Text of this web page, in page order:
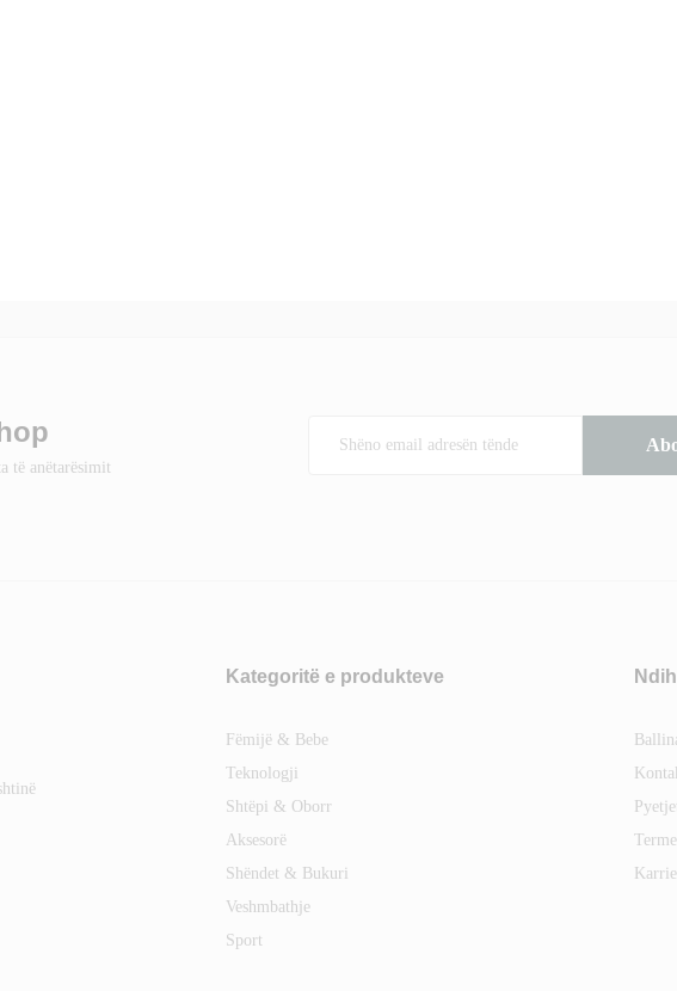
të anëtarësimit
Kategoritë e produkteve
Fëmijë & Bebe
Teknologji
Shtëpi & Oborr
Aksesorë
Shëndet & Bukuri
Veshmbathje
Sport